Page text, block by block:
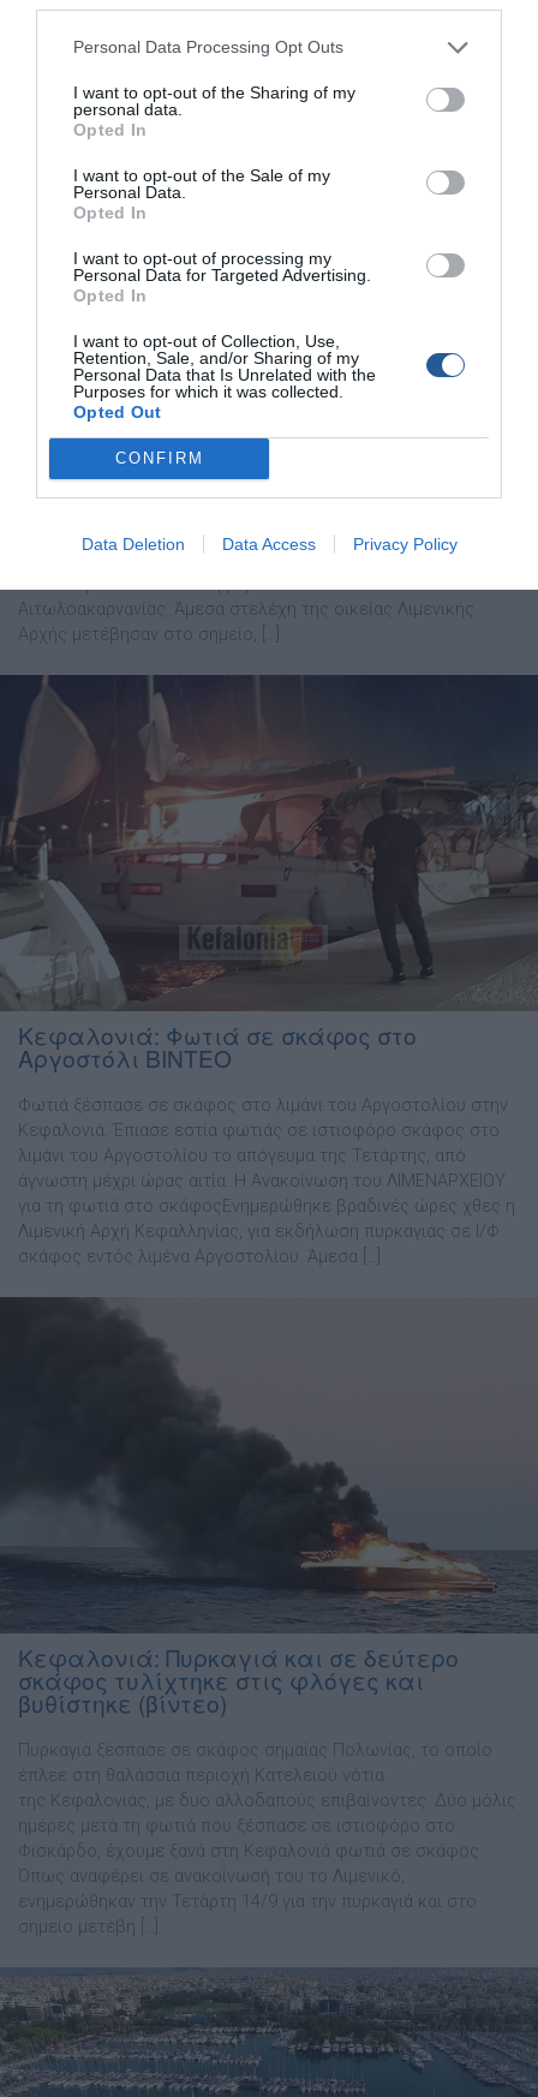
Personal Data Processing Opt Outs
I want to opt-out of the Sharing of my
personal data.
Opted In
I want to opt-out of the Sale of my
Personal Data.
Opted In
I want to opt-out of processing my
Personal Data for Targeted Advertising.
Opted In
I want to opt-out of Collection, Use,
Retention, Sale, and/or Sharing of my
Personal Data that Is Unrelated with the
Purposes for which it was collected.
Opted Out
CONFIRM
Data Deletion Data Access Privacy Policy
Αναστάτωση σε ιδιωτική μαρίνα στο Άκτιο
από φωτιά σε σκάφος
Αναστάτωση προκλήθηκε σε ιδιωτική μαρίνα στο Άκτιο από
φωτιά σε σκάφος Ειδικότερα, ενημερώθηκε, το μεσημέρι της
Δράσης του Λιμενικού Σώματος, για πυρκαγιά σε σκάφος
σημαίας Μεγάλης Βρετανίας, το οποίο βρισκόταν
Αιτωλοακαρνανίας. Άμεσα στελέχη της οικείας Λιμενικής
Αρχής μετέβησαν στο σημείο, […]
Κεφαλονιά: Φωτιά σε σκάφος στο
Αργοστόλι ΒΙΝΤΕΟ
Φωτιά ξέσπασε σε σκάφος στο λιμάνι του Αργοστολίου στην
Κεφαλονιά. Έπιασε εστία φωτιάς σε ιστιοφόρο σκάφος στο
λιμάνι του Αργοστολίου το απόγευμα της Τετάρτης, από
άγνωστη μέχρι ώρας αιτία. Η Ανακοίνωση του ΛΙΜΕΝΑΡΧΕΙΟΥ
για τη φωτιά στο σκάφοςΕνημερώθηκε βραδινές ώρες χθες η
Λιμενική Αρχή Κεφαλληνίας, για εκδήλωση πυρκαγιάς σε Ι/Φ
σκάφος εντός λιμένα Αργοστολίου. Άμεσα […]
Κεφαλονιά: Πυρκαγιά και σε δεύτερο
σκάφος τυλίχτηκε στις φλόγες και
βυθίστηκε (βίντεο)
Πυρκαγιά ξέσπασε σε σκάφος σημαίας Πολωνίας, το οποίο
έπλεε στη θαλάσσια περιοχή Κατελειού νότια
της Κεφαλονιάς, με δυο αλλοδαπούς επιβαίνοντες. Δύο μόλις
ημέρες μετά τη φωτιά που ξέσπασε σε ιστιοφόρο στο
Φισκάρδο, έχουμε ξανά στη Κεφαλονιά φωτιά σε σκάφος.
Όπως αναφέρει σε ανακοίνωσή του το Λιμενικό,
ενημερώθηκαν την Τετάρτη 14/9 για την πυρκαγιά και στο
σημείο μετέβη […]